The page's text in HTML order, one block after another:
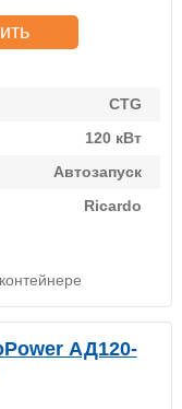
CTG
120 кВт
Автозапуск
Ricardo
АД120-